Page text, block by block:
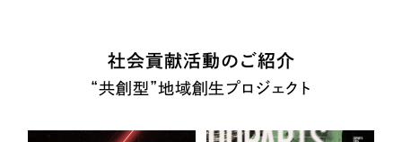
社会貢献活動のご紹介
“共創型”地域創生プロジェクト